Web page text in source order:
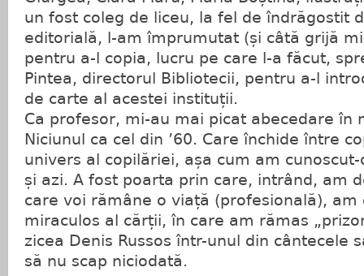
un fost coleg de liceu, la fel de îndrăgostit
editorială, l-am împrumutat (și câtă grijă
pentru a-l copia, lucru pe care l-a făcut,
Pintea, directorul Bibliotecii, pentru a-l
de carte al acestei instituții.
Ca profesor, mi-au mai picat abecedare în
Niciunul ca cel din ’60. Care închide între
univers al copilăriei, așa cum am
și azi. A fost poarta prin care, intrând, am
care voi rămâne o viață (profesională), am
miraculos al cărții, în care am rămas
zicea Denis Russos într-unul din cântecele
să nu scap niciodată.